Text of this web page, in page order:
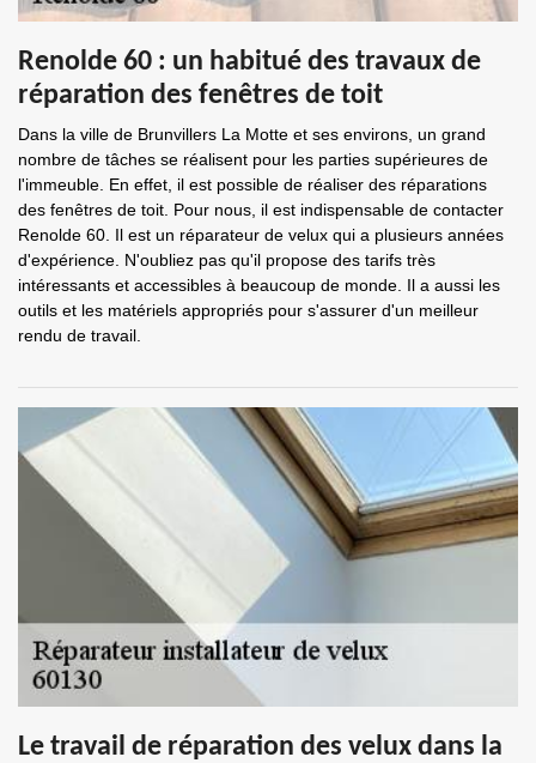
Renolde 60 : un habitué des travaux de
réparation des fenêtres de toit
Dans la ville de Brunvillers La Motte et ses environs, un grand
nombre de tâches se réalisent pour les parties supérieures de
l'immeuble. En effet, il est possible de réaliser des réparations
des fenêtres de toit. Pour nous, il est indispensable de contacter
Renolde 60. Il est un réparateur de velux qui a plusieurs années
d'expérience. N'oubliez pas qu'il propose des tarifs très
intéressants et accessibles à beaucoup de monde. Il a aussi les
outils et les matériels appropriés pour s'assurer d'un meilleur
rendu de travail.
Le travail de réparation des velux dans la